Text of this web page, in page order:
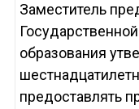
Заместитель
образования
предоставлять